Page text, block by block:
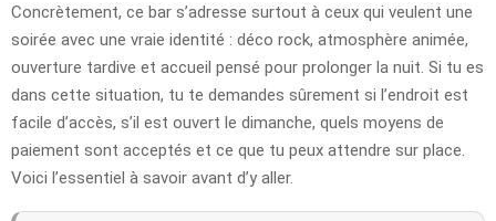
Concrètement, ce bar s’adresse surtout à ceux qui veulent une
soirée avec une vraie identité : déco rock, atmosphère animée,
ouverture tardive et accueil pensé pour prolonger la nuit. Si tu es
dans cette situation, tu te demandes sûrement si l’endroit est
facile d’accès, s’il est ouvert le dimanche, quels moyens de
paiement sont acceptés et ce que tu peux attendre sur place.
Voici l’essentiel à savoir avant d’y aller.